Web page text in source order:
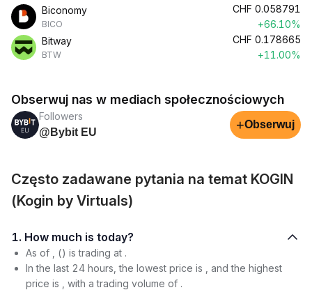
Biconomy
BICO
CHF 0.058791
+66.10%
Bitway
BTW
CHF 0.178665
+11.00%
Obserwuj nas w mediach społecznościowych
Followers
@Bybit EU
+Obserwuj
Często zadawane pytania na temat KOGIN
(Kogin by Virtuals)
1. How much is today?
As of , () is trading at .
In the last 24 hours, the lowest price is , and the highest
price is , with a trading volume of .